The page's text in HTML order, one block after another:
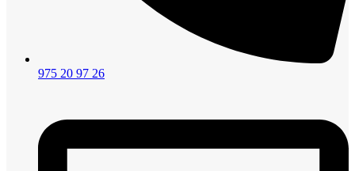
975 20 97 26